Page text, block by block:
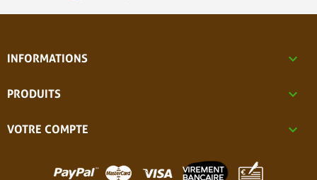
INFORMATIONS 
PRODUITS 
VOTRE COMPTE 